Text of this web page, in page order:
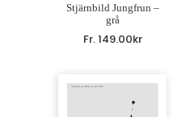
Stjärnbild Jungfrun –
grå
Fr.149.00kr